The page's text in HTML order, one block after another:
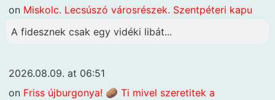
on Miskolc. Lecsúszó városrészek. Szentpéteri kapu
A fidesznek csak egy vidéki libát...
2026.08.09. at 06:51
on Friss újburgonya! 🥔 Ti mivel szeretitek a